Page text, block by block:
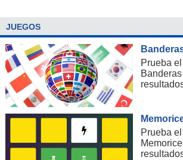
JUEGOS
Prueba
Prueba